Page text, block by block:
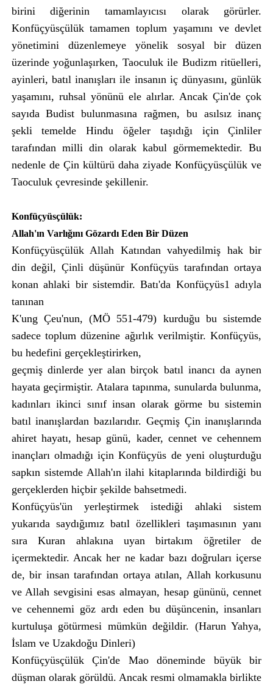
birini diğerinin tamamlayıcısı olarak görürler.
Konfüçyüsçülük tamamen toplum yaşamını ve devlet
yönetimini düzenlemeye yönelik sosyal bir düzen
üzerinde yoğunlaşırken, Taoculuk ile Budizm ritüelleri,
ayinleri, batıl inanışları ile insanın iç dünyasını, günlük
yaşamını, ruhsal yönünü ele alırlar. Ancak Çin'de çok
sayıda Budist bulunmasına rağmen, bu asılsız inanç
şekli temelde Hindu öğeler taşıdığı için Çinliler
tarafından milli din olarak kabul görmemektedir. Bu
nedenle de Çin kültürü daha ziyade Konfüçyüsçülük ve
Taoculuk çevresinde şekillenir.
Konfüçyüsçülük:
Allah'ın Varlığını Gözardı Eden Bir Düzen
Konfüçyüsçülük Allah Katından vahyedilmiş hak bir
din değil, Çinli düşünür Konfüçyüs tarafından ortaya
konan ahlaki bir sistemdir. Batı'da Konfüçyüs1 adıyla
tanınan
K'ung Çeu'nun, (MÖ 551-479) kurduğu bu sistemde
sadece toplum düzenine ağırlık verilmiştir. Konfüçyüs,
bu hedefini gerçekleştirirken,
geçmiş dinlerde yer alan birçok batıl inancı da aynen
hayata geçirmiştir. Atalara tapınma, sunularda bulunma,
kadınları ikinci sınıf insan olarak görme bu sistemin
batıl inanışlardan bazılarıdır. Geçmiş Çin inanışlarında
ahiret hayatı, hesap günü, kader, cennet ve cehennem
inançları olmadığı için Konfüçyüs de yeni oluşturduğu
sapkın sistemde Allah'ın ilahi kitaplarında bildirdiği bu
gerçeklerden hiçbir şekilde bahsetmedi.
Konfüçyüs'ün yerleştirmek istediği ahlaki sistem
yukarıda saydığımız batıl özellikleri taşımasının yanı
sıra Kuran ahlakına uyan birtakım öğretiler de
içermektedir. Ancak her ne kadar bazı doğruları içerse
de, bir insan tarafından ortaya atılan, Allah korkusunu
ve Allah sevgisini esas almayan, hesap gününü, cennet
ve cehennemi göz ardı eden bu düşüncenin, insanları
kurtuluşa götürmesi mümkün değildir. (Harun Yahya,
İslam ve Uzakdoğu Dinleri)
Konfüçyüsçülük Çin'de Mao döneminde büyük bir
düşman olarak görüldü. Ancak resmi olmamakla birlikte